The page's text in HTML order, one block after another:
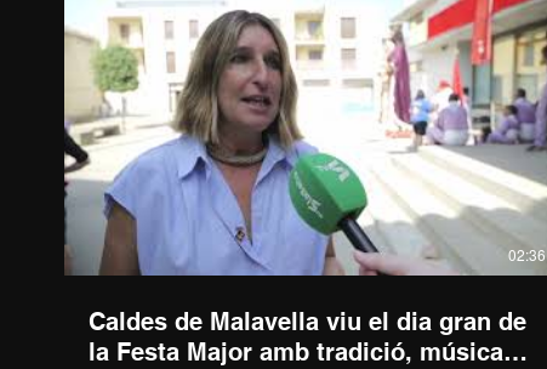
02:36
Caldes de Malavella viu el dia gran de
la Festa Major amb tradició, música i